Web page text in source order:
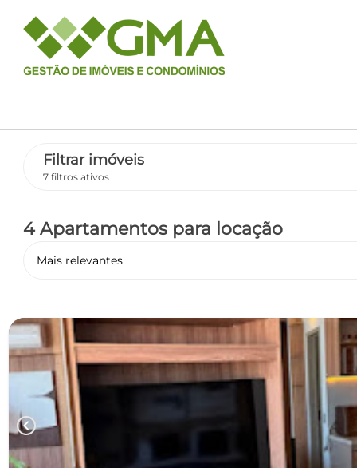
Filtrar imóveis
7 filtros ativos
4 Apartamentos para locação
Mais relevantes
chevron_left